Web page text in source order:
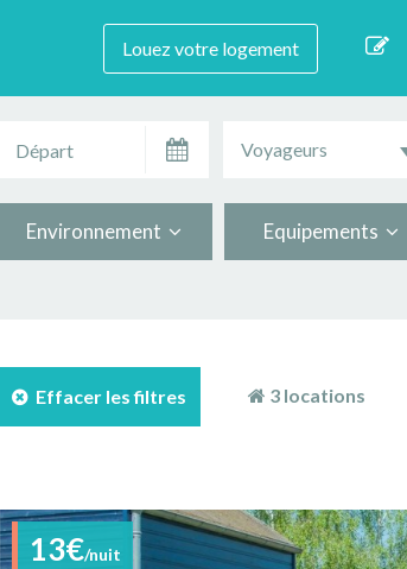
Louez votre logement
Voyageurs
Environnement Equipements
Effacer les filtres 3 locations
13€/nuit